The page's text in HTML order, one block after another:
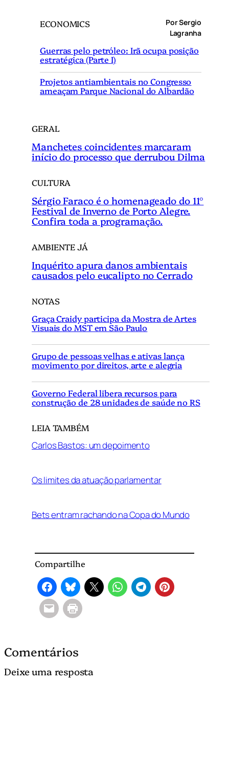
ECONOMICS
Por Sergio
Lagranha
Guerras pelo petróleo: Irã ocupa posição
estratégica (Parte I)
Projetos antiambientais no Congresso
ameaçam Parque Nacional do Albardão
GERAL
Manchetes coincidentes marcaram
início do processo que derrubou Dilma
CULTURA
Sérgio Faraco é o homenageado do 11°
Festival de Inverno de Porto Alegre.
Confira toda a programação.
AMBIENTE JÁ
Inquérito apura danos ambientais
causados pelo eucalipto no Cerrado
NOTAS
Graça Craidy participa da Mostra de Artes
Visuais do MST em São Paulo
Grupo de pessoas velhas e ativas lança
movimento por direitos, arte e alegria
Governo Federal libera recursos para
construção de 28 unidades de saúde no RS
LEIA TAMBÉM
Carlos Bastos: um depoimento
Os limites da atuação parlamentar
Bets entram rachando na Copa do Mundo
Compartilhe
Comentários
Deixe uma resposta